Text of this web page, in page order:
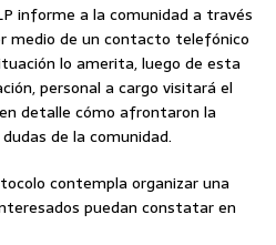
informe a la comunidad a través
medio de un contacto telefónico
lo amerita, luego de esta
personal a cargo visitará el
detalle cómo afrontaron la
de la comunidad.
contempla organizar una
puedan constatar en